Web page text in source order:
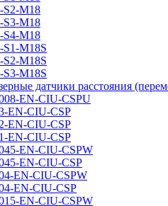
S2-M18
S3-M18
S4-M18
M18S
M18S
M18S
датчики расстояния
EN-CIU-CSPU
EN-CIU-CSP
EN-CIU-CSP
EN-CIU-CSP
EN-CIU-CSPW
EN-CIU-CSP
EN-CIU-CSPW
EN-CIU-CSP
EN-CIU-CSPW